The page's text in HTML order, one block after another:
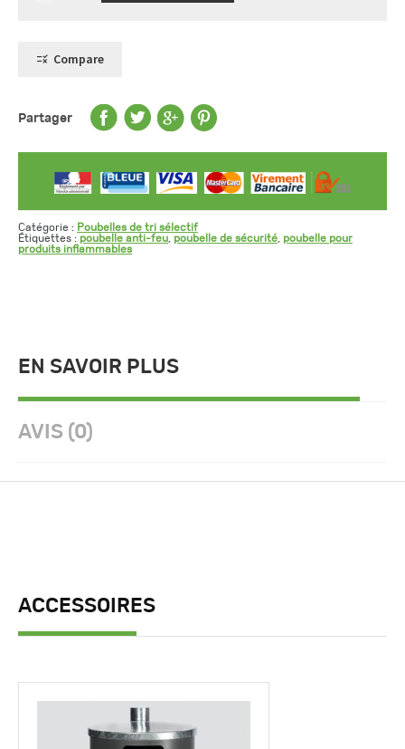
L
Compare
Partager
Catégorie : Poubelles de tri sélectif
Étiquettes : poubelle anti-feu poubelle de sécurité poubelle pour
produits inflammables
EN SAVOIR PLUS
AVIS (0)
ACCESSOIRES